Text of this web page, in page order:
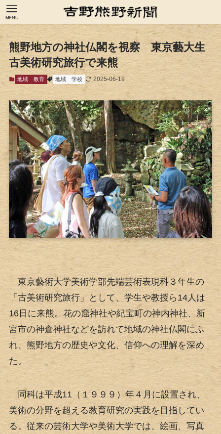
MENU
熊野地方の神社仏閣を視察 東京藝大生
古美術研究旅行で来熊
地域 教育 地域 学校 2025-06-19
東京藝術大学美術学部先端芸術表現科３年生の
「古美術研究旅行」として、学生や教授ら14人は
16日に来熊。花の窟神社や紀宝町の神内神社、新
宮市の神倉神社などを訪れて地域の神社仏閣にふ
れ、熊野地方の歴史や文化、信仰への理解を深め
た。
同科は平成11（１９９９）年４月に設置され、
美術の分野を超える教育研究の実践を目指してい
る。従来の芸術大学や美術大学では、絵画、写真